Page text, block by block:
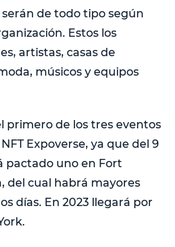
serán de todo tipo según
Estos los
artistas, casas de
músicos y equipos
primero de los tres eventos
Expoverse, ya que del 9
pactado uno en Fort
del cual habrá mayores
días. En 2023 llegará por